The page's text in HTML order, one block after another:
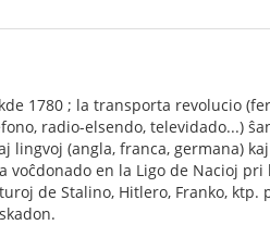
1780 ; la transporta revolucio
radio-elsendo, televidado...)
(angla, franca, germana)
en la Ligo de Nacioj
de Stalino, Hitlero, Franko, ktp.